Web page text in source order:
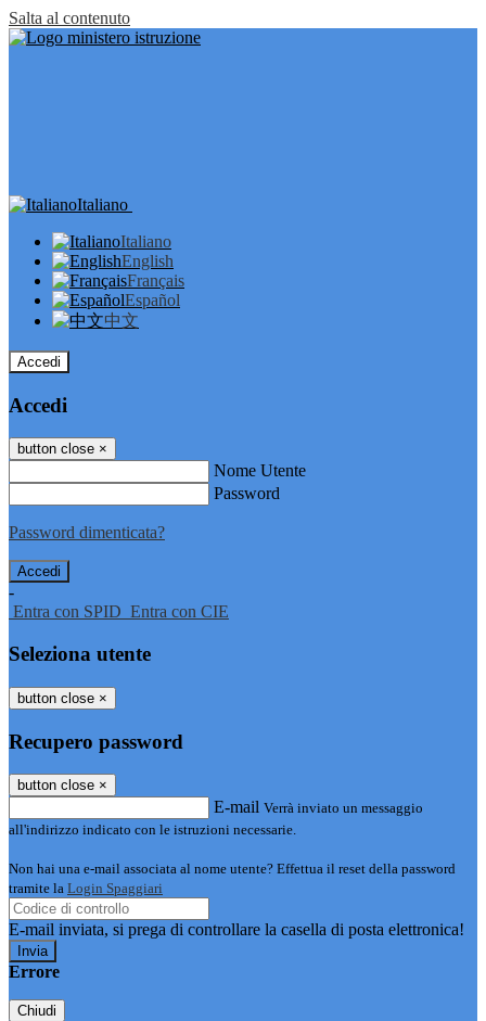
Salta al contenuto
Italiano
Italiano
English
Français
Español
中文
Accedi
Accedi
button close ×
Nome Utente
Password
Password dimenticata?
-
Entra con SPID Entra con CIE
Seleziona utente
button close ×
Recupero password
button close ×
E-mail Verrà inviato un messaggio
all'indirizzo indicato con le istruzioni necessarie.
Non hai una e-mail associata al nome utente? Effettua il reset della password
tramite la Login Spaggiari
E-mail inviata, si prega di controllare la casella di posta elettronica!
Errore
Chiudi